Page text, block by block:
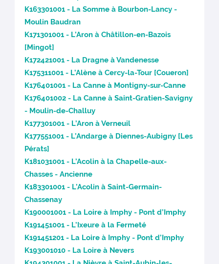
K163301001 - La Somme à Bourbon-Lancy -
Moulin Baudran
K171301001 - L’Aron à Châtillon-en-Bazois
[Mingot]
K172421001 - La Dragne à Vandenesse
K175311001 - L’Alène à Cercy-la-Tour [Coueron]
K176401001 - La Canne à Montigny-sur-Canne
K176401002 - La Canne à Saint-Gratien-Savigny
- Moulin-de-Challuy
K177301001 - L’Aron à Verneuil
K177551001 - L’Andarge à Diennes-Aubigny [Les
Pérats]
K181031001 - L’Acolin à la Chapelle-aux-
Chasses - Ancienne
K183301001 - L’Acolin à Saint-Germain-
Chassenay
K190001001 - La Loire à Imphy - Pont d’Imphy
K191451001 - L’Ixeure à la Fermeté
K191451201 - La Loire à Imphy - Pont d’Imphy
K193001010 - La Loire à Nevers